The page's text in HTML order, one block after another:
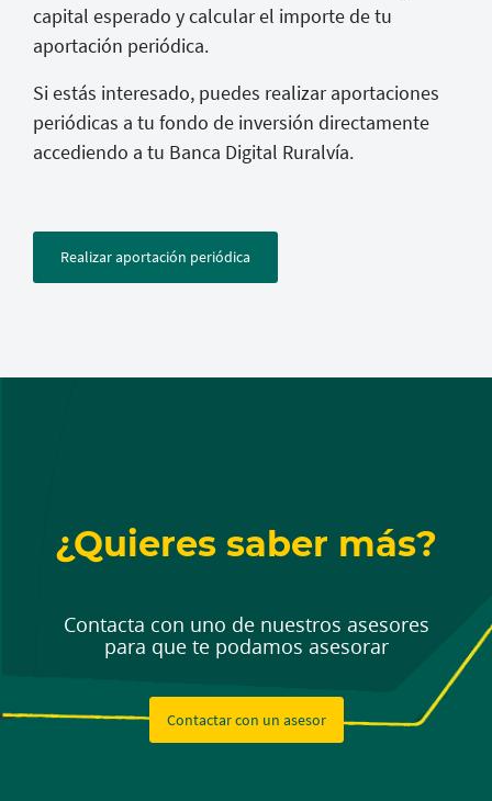
capital esperado y calcular el importe de tu
aportación periódica.
Si estás interesado, puedes realizar aportaciones
periódicas a tu fondo de inversión directamente
accediendo a tu Banca Digital Ruralvía.
Realizar aportación periódica
¿Quieres saber más?
Contacta con uno de nuestros asesores
para que te podamos asesorar
Contactar con un asesor